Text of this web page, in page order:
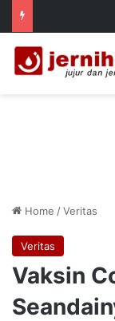
Home /Veritas
Veritas
Vaksin